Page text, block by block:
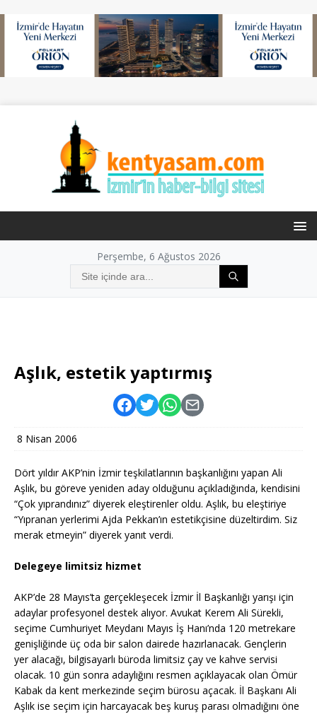
Perşembe, 6 Ağustos 2026
Aşlık, estetik yaptırmış
8 Nisan 2006
Dört yıldır AKP’nin İzmir teşkilatlarının başkanlığını yapan Ali
Aşlık, bu göreve yeniden aday olduğunu açıkladığında, kendisini
“Çok yıprandınız” diyerek eleştirenler oldu. Aşlık, bu eleştiriye
“Yıpranan yerlerimi Ajda Pekkan’ın estetikçisine düzeltirdim. Siz
merak etmeyin” diyerek yanıt verdi.
Delegeye limitsiz hizmet
AKP’de 28 Mayıs’ta gerçekleşecek İzmir İl Başkanlığı yarışı için
adaylar profesyonel destek alıyor. Avukat Kerem Ali Sürekli,
seçime Cumhuriyet Meydanı Mayıs İş Hanı’nda 120 metrekare
genişliğinde üç oda bir salon dairede hazırlanacak. Gençlerin
yer alacağı, bilgisayarlı büroda limitsiz çay ve kahve servisi
olacak. 10 gün sonra adaylığını resmen açıklayacak olan Ömür
Kabak da kent merkezinde seçim bürosu açacak. İl Başkanı Ali
Aşlık ise seçim için harcayacak beş kuruş parası olmadığını öne